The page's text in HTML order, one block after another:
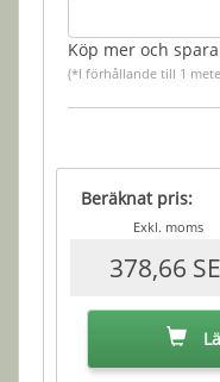
Köp mer och
(*I förhållande till 1
Beräknat pris:
Exkl. moms
378,66